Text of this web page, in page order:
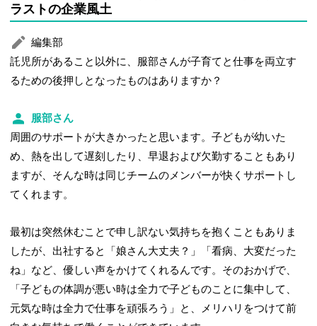
ラストの企業風土
編集部
託児所があること以外に、服部さんが子育てと仕事を両立す
るための後押しとなったものはありますか？
服部さん
周囲のサポートが大きかったと思います。子どもが幼いた
め、熱を出して遅刻したり、早退および欠勤することもあり
ますが、そんな時は同じチームのメンバーが快くサポートし
てくれます。
最初は突然休むことで申し訳ない気持ちを抱くこともありま
したが、出社すると「娘さん大丈夫？」「看病、大変だった
ね」など、優しい声をかけてくれるんです。そのおかげで、
「子どもの体調が悪い時は全力で子どものことに集中して、
元気な時は全力で仕事を頑張ろう」と、メリハリをつけて前